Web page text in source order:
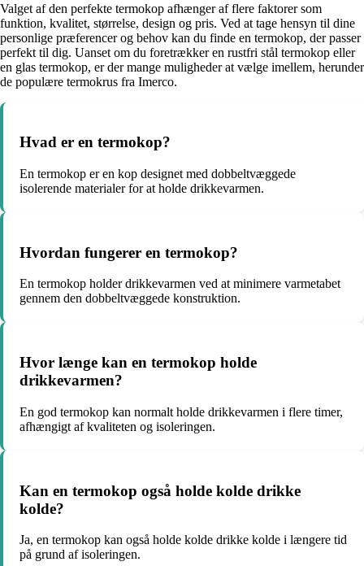
Valget af den perfekte termokop afhænger af flere faktorer som
funktion, kvalitet, størrelse, design og pris. Ved at tage hensyn til dine
personlige præferencer og behov kan du finde en termokop, der passer
perfekt til dig. Uanset om du foretrækker en rustfri stål termokop eller
en glas termokop, er der mange muligheder at vælge imellem, herunder
de populære termokrus fra Imerco.
Hvad er en termokop?
En termokop er en kop designet med dobbeltvæggede
isolerende materialer for at holde drikkevarmen.
Hvordan fungerer en termokop?
En termokop holder drikkevarmen ved at minimere varmetabet
gennem den dobbeltvæggede konstruktion.
Hvor længe kan en termokop holde
drikkevarmen?
En god termokop kan normalt holde drikkevarmen i flere timer,
afhængigt af kvaliteten og isoleringen.
Kan en termokop også holde kolde drikke
kolde?
Ja, en termokop kan også holde kolde drikke kolde i længere tid
på grund af isoleringen.